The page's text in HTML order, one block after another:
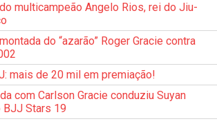
multicampeão Angelo Rios, rei do Jiu-
do “azarão” Roger Gracie contra
mais de 20 mil em premiação!
com Carlson Gracie conduziu Suyan
BJJ Stars 19